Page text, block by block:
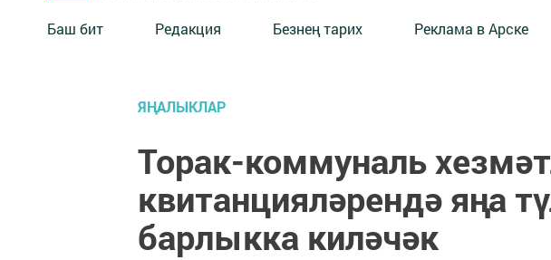
Баш бит Редакция Безнең тарих Реклама в Арске
ЯҢАЛЫКЛАР
Торак-коммуналь
квитанцияләрендә яңа
барлыкка киләчәк